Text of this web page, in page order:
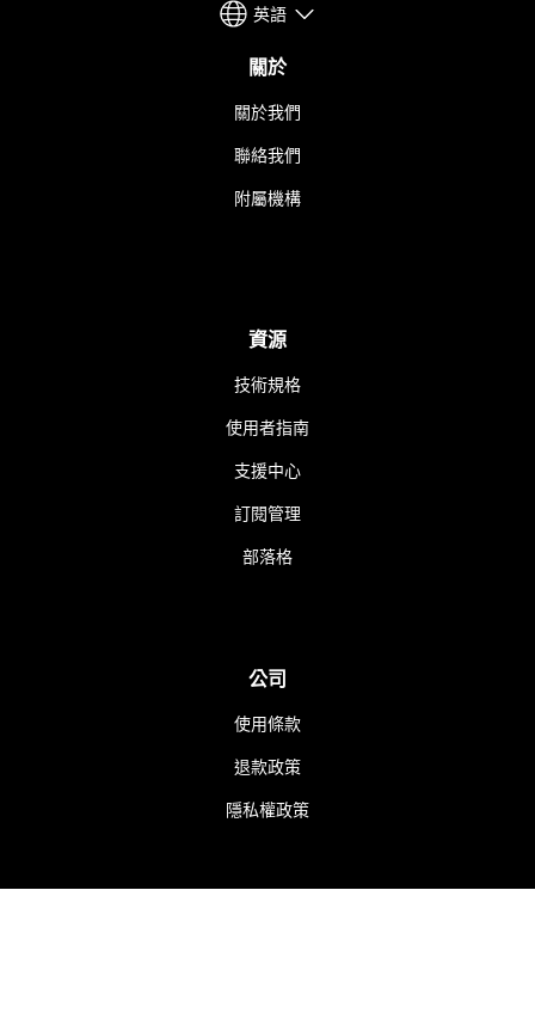
英語
關於
關於我們
聯絡我們
附屬機構
資源
技術規格
使用者指南
支援中心
訂閱管理
部落格
公司
使用條款
退款政策
隱私權政策